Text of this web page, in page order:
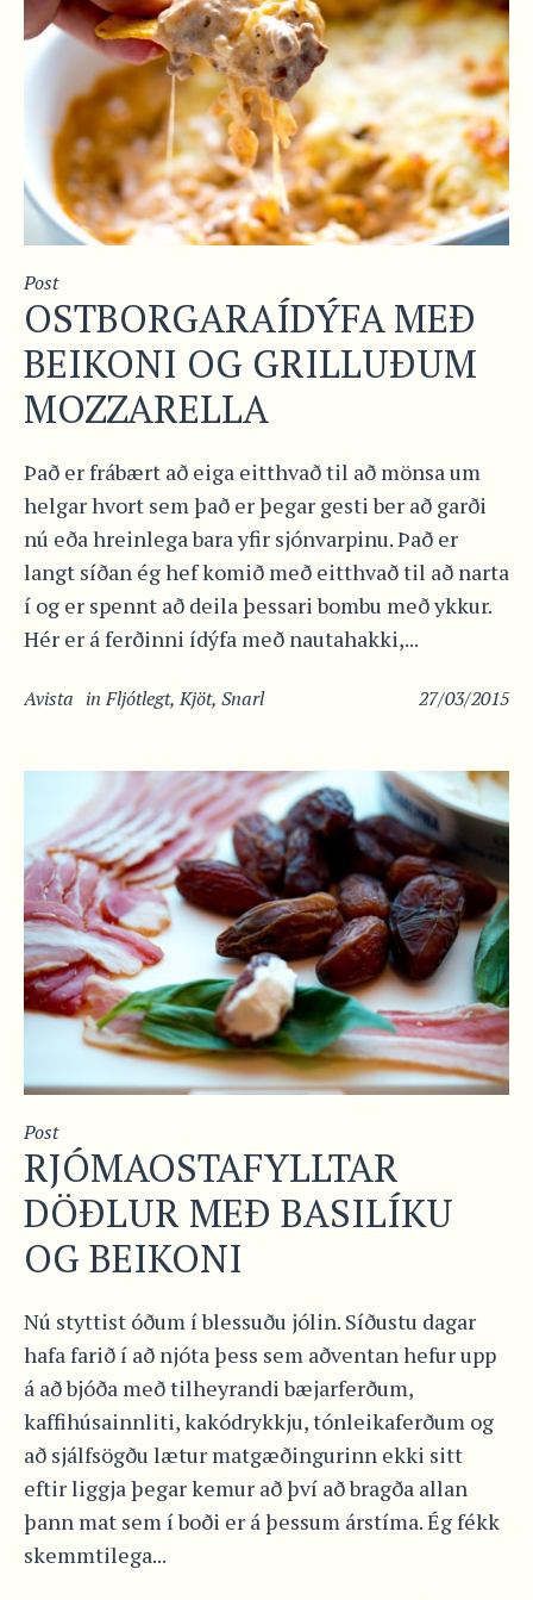
Post
OSTBORGARAÍDÝFA MEÐ
BEIKONI OG GRILLUÐUM
MOZZARELLA
Það er frábært að eiga eitthvað til að mönsa um
helgar hvort sem það er þegar gesti ber að garði
nú eða hreinlega bara yfir sjónvarpinu. Það er
langt síðan ég hef komið með eitthvað til að narta
í og er spennt að deila þessari bombu með ykkur.
Hér er á ferðinni ídýfa með nautahakki,...
27/03/2015
Avista inFljótlegt,Kjöt, Snarl
Post
RJÓMAOSTAFYLLTAR
DÖÐLUR MEÐ BASILÍKU
OG BEIKONI
Nú styttist óðum í blessuðu jólin. Síðustu dagar
hafa farið í að njóta þess sem aðventan hefur upp
á að bjóða með tilheyrandi bæjarferðum,
kaffihúsainnliti, kakódrykkju, tónleikaferðum og
að sjálfsögðu lætur matgæðingurinn ekki sitt
eftir liggja þegar kemur að því að bragða allan
þann mat sem í boði er á þessum árstíma. Ég fékk
skemmtilega...